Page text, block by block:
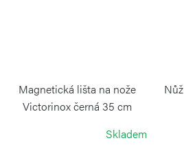
Magnetická lišta na nože
Victorinox černá 35 cm
Skladem